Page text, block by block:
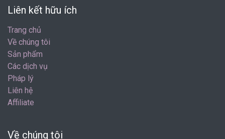
Liên kết hữu ích
Trang chủ
Về chúng tôi
Sản phẩm
Các dịch vụ
Pháp lý
Liên hệ
Affiliate
Về chúng tôi